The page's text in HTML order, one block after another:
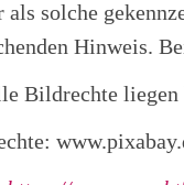
solche
Hinweis.
Bildrechte liegen